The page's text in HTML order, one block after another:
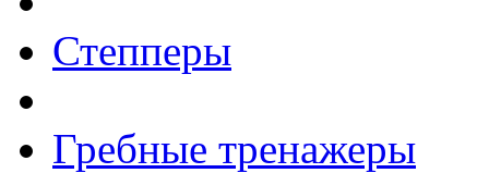
Степперы
Гребные тренажеры